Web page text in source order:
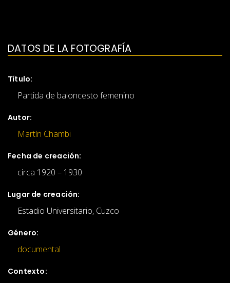
DATOS DE LA FOTOGRAFÍA
Título:
Partida de baloncesto femenino
Autor:
Martín Chambi
Fecha de creación:
circa 1920 – 1930
Lugar de creación:
Estadio Universitario, Cuzco
Género:
documental
Contexto: